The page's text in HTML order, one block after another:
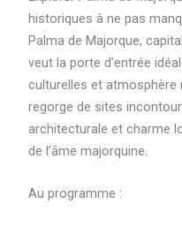
historiques à ne pas
Palma de Majorque,
veut la porte d’entrée
culturelles et atmosphère
regorge de sites
architecturale et charme
de l’âme majorquine.
Au programme :